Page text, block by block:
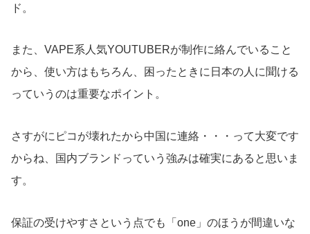
ド。
また、VAPE系人気YOUTUBERが制作に絡んでいること
から、使い方はもちろん、困ったときに日本の人に聞ける
っていうのは重要なポイント。
さすがにピコが壊れたから中国に連絡・・・って大変です
からね、国内ブランドっていう強みは確実にあると思いま
す。
保証の受けやすさという点でも「one」のほうが間違いな